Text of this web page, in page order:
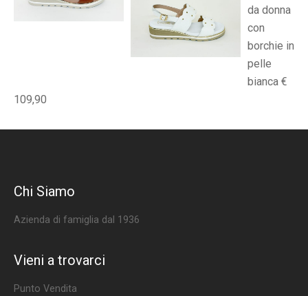
da donna
con
borchie in
pelle
bianca €
109,90
Chi Siamo
Azienda di famiglia dal 1936
Vieni a trovarci
Punto Vendita